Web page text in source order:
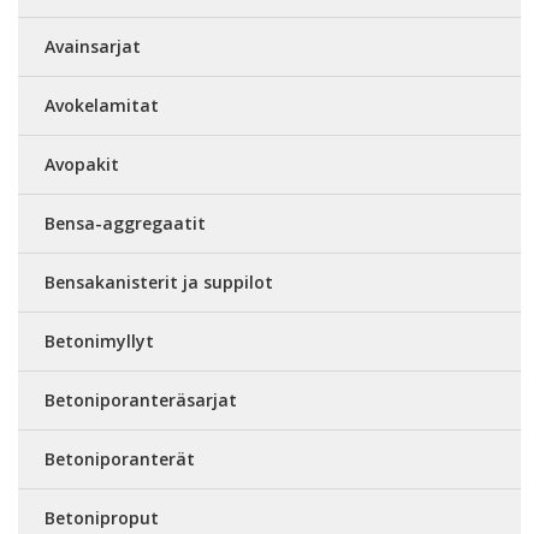
Avainsarjat
Avokelamitat
Avopakit
Bensa-aggregaatit
Bensakanisterit ja suppilot
Betonimyllyt
Betoniporanteräsarjat
Betoniporanterät
Betoniproput